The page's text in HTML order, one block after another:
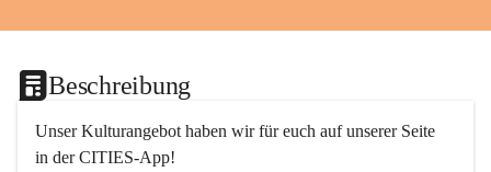
Beschreibung
Unser Kulturangebot haben wir für euch auf unserer Seite
in der CITIES-App!